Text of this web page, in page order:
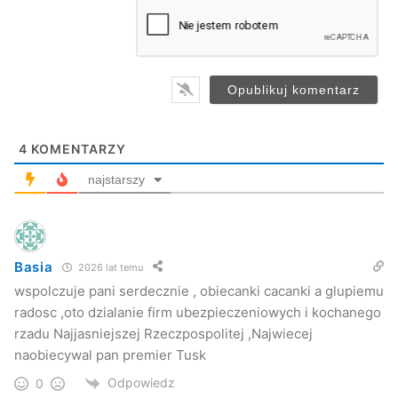
Szczegóły w numerze – strona 11.
/mm/
Nowe Podkarpacie
4 KOMENTARZY
najstarszy
Basia 2026 lat temu
wspolczuje pani serdecznie , obiecanki cacanki a glupiemu
radosc ,oto dzialanie firm ubezpieczeniowych i kochanego
rzadu Najjasniejszej Rzeczpospolitej ,Najwiecej
naobiecywal pan premier Tusk
0 Odpowiedz